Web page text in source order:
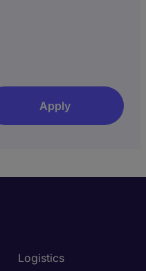
Apply
Logistics